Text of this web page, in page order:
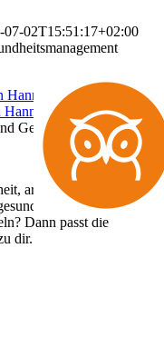
07-02T15:51:17+02:00
Hannover
Gesundheitsmanagement
arbeitest gerne mit
Dann passt die
dir.